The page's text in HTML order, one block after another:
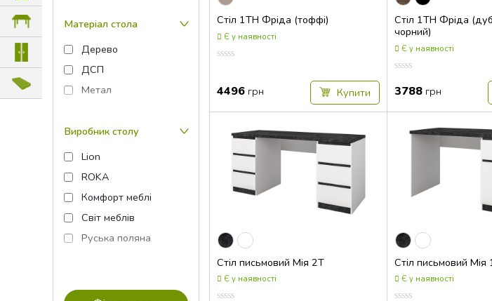
Матеріал стола
Дерево
ДСП
Метал
Виробник столу
Lion
ROKA
Комфорт меблі
Світ меблів
Руська поляна
Стіл 1ТН Фріда (тоффі)
Є у наявності
з
5
4496 грн Купити
Стіл 1ТН Фріда
чорний)
Є у наявності
0.00
з
3788 грн
Стіл письмовий Мія 2Т
Є у наявності
Стіл письмовий Мія
Є у наявності